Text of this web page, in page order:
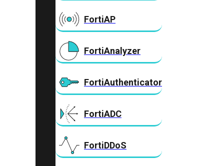
FortiAP
FortiAnalyzer
FortiAuthenticator
FortiADC
FortiDDoS